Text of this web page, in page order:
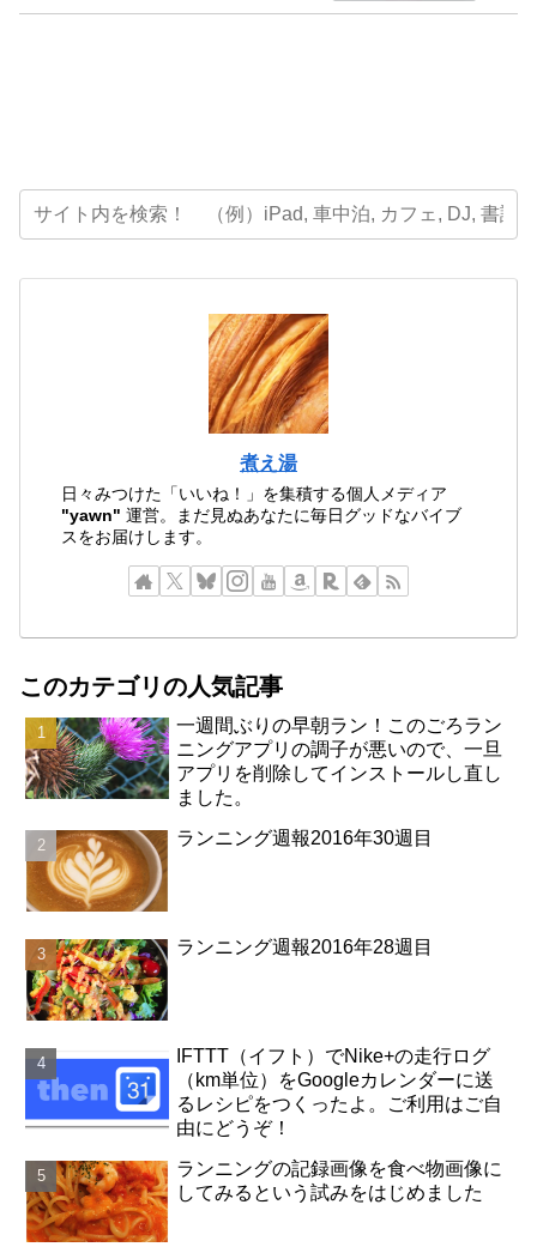
煮え湯
日々みつけた「いいね！」を集積する個人メディア
"yawn" 運営。まだ見ぬあなたに毎日グッドなバイブ
スをお届けします。
このカテゴリの人気記事
一週間ぶりの早朝ラン！このごろラン
ニングアプリの調子が悪いので、一旦
アプリを削除してインストールし直し
ました。
ランニング週報2016年30週目
ランニング週報2016年28週目
IFTTT（イフト）でNike+の走行ログ
（km単位）をGoogleカレンダーに送
るレシピをつくったよ。ご利用はご自
由にどうぞ！
ランニングの記録画像を食べ物画像に
してみるという試みをはじめました